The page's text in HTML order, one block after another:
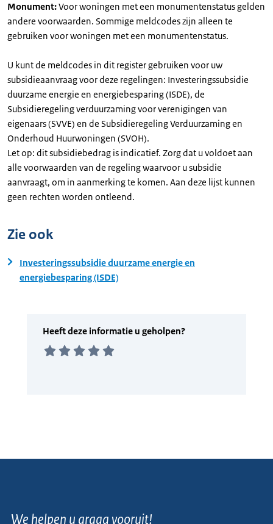
Monument:Voor woningen met een monumentenstatus gelden
andere voorwaarden. Sommige meldcodes zijn alleen te
gebruiken voor woningen met een monumentenstatus.
U kunt de meldcodes in dit register gebruiken voor uw
subsidieaanvraag voor deze regelingen: Investeringssubsidie
duurzame energie en energiebesparing (ISDE), de
Subsidieregeling verduurzaming voor verenigingen van
eigenaars (SVVE) en de Subsidieregeling Verduurzaming en
Onderhoud Huurwoningen (SVOH).
Let op: dit subsidiebedrag is indicatief. Zorg dat u voldoet aan
alle voorwaarden van de regeling waarvoor u subsidie
aanvraagt, om in aanmerking te komen. Aan deze lijst kunnen
geen rechten worden ontleend.
Zie ook
Investeringssubsidie duurzame energie en
energiebesparing (ISDE)
We helpen u graag vooruit!